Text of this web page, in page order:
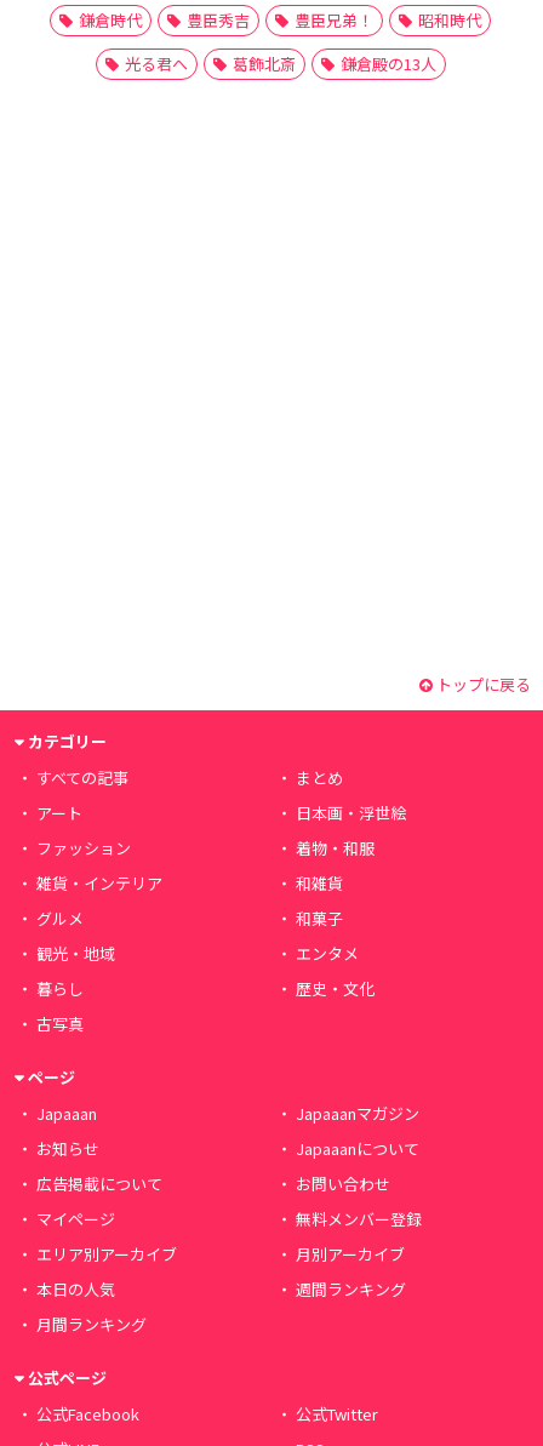
鎌倉時代
豊臣秀吉 豊臣兄弟！
昭和時代
光る君へ
葛飾北斎 鎌倉殿の13人
トップに戻る
カテゴリー
すべての記事
まとめ
アート
日本画・浮世絵
ファッション
着物・和服
雑貨・インテリア
和雑貨
グルメ
和菓子
観光・地域
エンタメ
暮らし
歴史・文化
古写真
ページ
Japaaan
Japaaanマガジン
お知らせ
Japaaanについて
広告掲載について
お問い合わせ
マイページ
無料メンバー登録
エリア別アーカイブ
月別アーカイブ
本日の人気
週間ランキング
月間ランキング
公式ページ
公式Facebook
公式Twitter